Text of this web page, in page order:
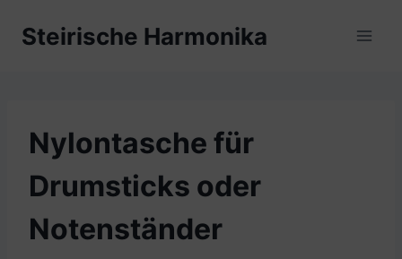
InhaltSteirische Harmonika
Nylontasche für
Drumsticks oder
Notenständer